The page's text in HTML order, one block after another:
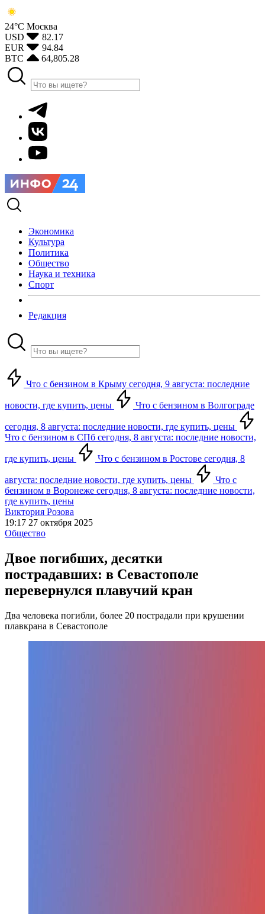
24°С Москва
USD
82.17
EUR
94.84
BTC
64,805.28
Экономика
Культура
Политика
Общество
Наука и техника
Спорт
Редакция
Что с бензином в Крыму сегодня, 9 августа: последние
новости, где купить, цены Что с бензином в Волгограде
сегодня, 8 августа: последние новости, где купить, цены
Что с бензином в СПб сегодня, 8 августа: последние новости,
где купить, цены Что с бензином в Ростове сегодня, 8
августа: последние новости, где купить, цены
Что с
бензином в Воронеже сегодня, 8 августа: последние новости,
где купить, цены
Виктория Розова
19:17 27 октября 2025
Общество
Двое погибших, десятки
пострадавших: в Севастополе
перевернулся плавучий кран
Два человека погибли, более 20 пострадали при крушении
плавкрана в Севастополе